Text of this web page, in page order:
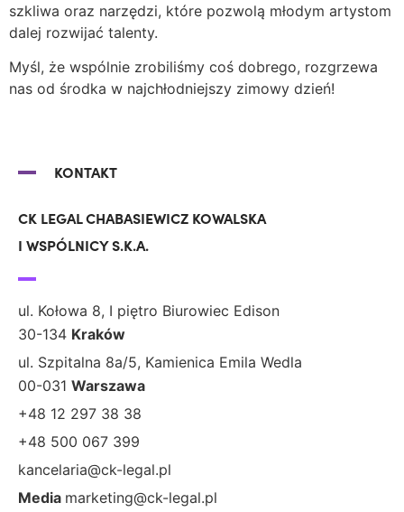
szkliwa oraz narzędzi, które pozwolą młodym artystom
dalej rozwijać talenty.
Myśl, że wspólnie zrobiliśmy coś dobrego, rozgrzewa
nas od środka w najchłodniejszy zimowy dzień!
KONTAKT
CK LEGAL CHABASIEWICZ KOWALSKA
I WSPÓLNICY S.K.A.
ul. Kołowa 8, I piętro Biurowiec Edison
30-134 Kraków
ul. Szpitalna 8a/5, Kamienica Emila Wedla
00-031 Warszawa
+48 12 297 38 38
+48 500 067 399
kancelaria@ck-legal.pl
Media marketing@ck-legal.pl